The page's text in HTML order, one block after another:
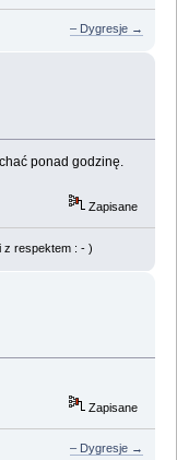
– Dygresje →
ponad godzinę.
Zapisane
z respektem : - )
Zapisane
– Dygresje →